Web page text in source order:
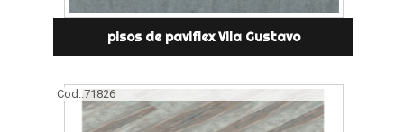
pisos de paviflex Vila Gustavo
Cod.:71826